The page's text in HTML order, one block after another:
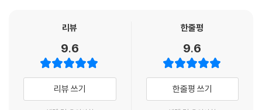
Table from Italian Recipe
이탈리아에도 목살찜이 있다고?
파스타와 리조또는 기본, 고기와 해산물 메뉴, 반찬과 디저트까지
이탈리아 음식 하면 떠오르는 파스타와 리조또뿐 아니라 해산물과 고기로
만든 메인 메뉴, 가지 피클, 피망구이 등 반찬, 판나꼬따, 리몬첼로, 소르벳
또 등 배우고 싶었던 이탈리아 디저트까지, 책에 담긴 이탈리아 레시피는
리뷰
9.6
리뷰 쓰기
한줄평
9.6
한줄평 쓰기